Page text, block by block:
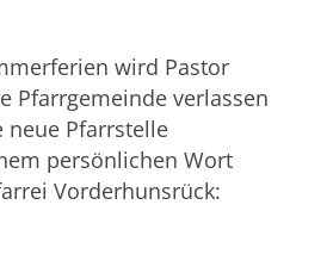
wird Pastor
Pfarrgemeinde verlassen
neue Pfarrstelle
persönlichen Wort
Vorderhunsrück: